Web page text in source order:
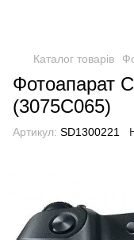
Каталог товарів
Фотоапарат
(3075C065)
Артикул: SD1300221